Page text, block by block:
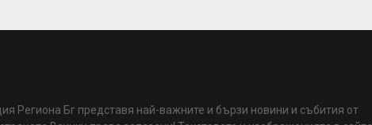
Региона Бг представя най-важните и бързи новини и събития от